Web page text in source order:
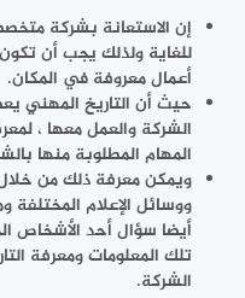
إن الاستعانة بشركة
للغاية ولذلك يجب أن
أعمال معروفة في المكان.
حيث أن التاريخ المهني
الشركة والعمل معها ،
المهام المطلوبة منها
ويمكن معرفة ذلك من
ووسائل الإعلام المختلفة
أيضا سؤال أحد الأشخاص
تلك المعلومات ومعرفة
الشركة.